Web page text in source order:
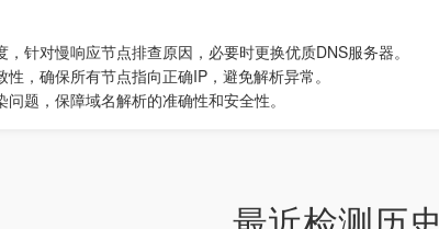
针对慢响应节点排查原因，必要时更换优质DNS服务器。
，确保所有节点指向正确IP，避免解析异常。
题，保障域名解析的准确性和安全性。